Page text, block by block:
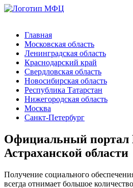
Главная
Московская область
Ленинградская область
Краснодарский край
Свердловская область
Новосибирская область
Республика Татарстан
Нижегородская область
Москва
Санкт-Петербург
Официальный
Астраханской области
Получение социального
всегда отнимает большое